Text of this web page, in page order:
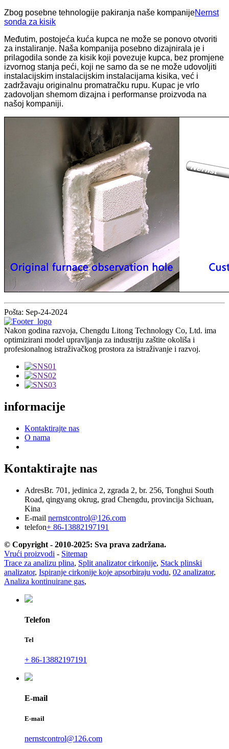
Zbog posebne tehnologije pakiranja naše kompanijeNernst
sonda za kisik
Međutim, postojeća kuća kupca ne može se ponovo otvoriti
za instaliranje. Naša kompanija posebno dizajnirala je i
prilagodila sonde za kisik koji povezuje kupca, bez promjene
izvornog stanja peći, koji ne samo da se ne može udovoljiti
instalacijskim instalacijskim instalacijama kisika, već i
zadržavaju originalnu promatračku rupu. Kupac je vrlo
zadovoljan shemom dizajna i performanse proizvoda na
našoj kompaniji.
Pošta: Sep-24-2024
Nakon godina razvoja, Chengdu Litong Technology Co, Ltd. ima
optimizirani model upravljanja za industriju zaštite okoliša i
profesionalnog istraživačkog prostora za istraživanje i razvoj.
informacije
Kontaktirajte nas
O nama
Kontaktirajte nas
AdresBr. 701, jedinica 2, zgrada 2, br. 256, Tonghui South
Road, qingyang okrug, grad Chengdu, provincija Sichuan,
Kina
E-mail nernstcontrol@126.com
telefon+ 86-13882197191
© Copyright - 2010-2025: Sva prava zadržana.
Vrući proizvodi - Sitemap
Trace za analizu plina, Split analizator cirkonije, Stack plinski
analizator, Ispiranje cirkonije koje apsorbiraju vodu, 02 analizator,
Analiza kontinuirane gas,
Telefon
Tel
+ 86-13882197191
E-mail
E-mail
nernstcontrol@126.com